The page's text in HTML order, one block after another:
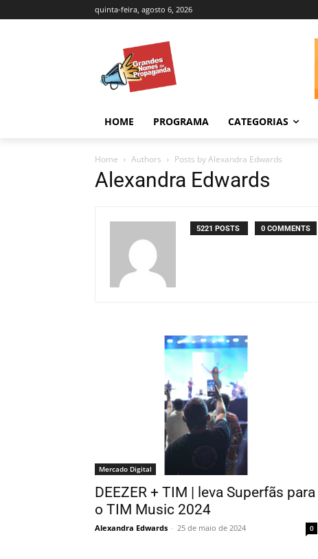
quinta-feira, agosto 6, 2026
HOME PROGRAMA CATEGORIAS
Home Authors Posts by Alexandra Edwards
Alexandra Edwards
5221 POSTS 0 COMMENTS
Mercado Digital
DEEZER + TIM | leva Superfãs para
o TIM Music 2024
Alexandra Edwards - 25 de maio de 2024 0